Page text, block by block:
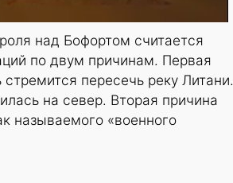
над Бофортом считается
по двум причинам. Первая
пересечь реку Литани.
на север. Вторая причина
называемого «военного